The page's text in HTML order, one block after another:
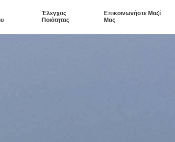
Έλεγχος
Ποιότητας
Επικοινωνήστε Μαζί
Μας